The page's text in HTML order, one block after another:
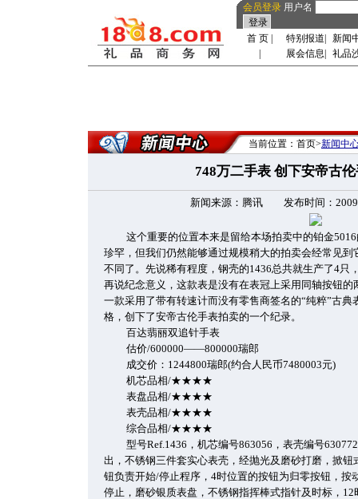
会员登录 用户名
首 页 特别报道
新闻
展会信息 礼品
当前位置：首页>新闻中
748万二手表 创下安帝古
新闻来源：腾讯 发布时间：
这个重要的位置本来是留给本场拍卖中的铂金
珍罕，但我们仍然能够通过规模稍大的拍卖会经常见
不同了。先说稀有程度，钢壳的1436总共就生产了4只
再说纪念意义，这款表是没有在表冠上采用同轴按钮
一款采用了带有转速计而没有零售商签名的“纯粹”古
格，创下了安帝古伦手表拍卖的一个纪录。
百达翡丽双追针手表
估价/600000——800000瑞郎
成交价：1244800瑞郎(约合人民币7480003元)
机芯品相/★★★★
表盘品相/★★★★
表壳品相/★★★★
综合品相/★★★★
型号Ref.1436，机芯编号863056，表壳编号
出，不锈钢三件套实心表壳，经抛光及磨砂打磨，掀
钮负责开始/停止程序，4时位置的按钮为归零按钮，按
停止，磨砂银质表盘，不锈钢指挥棒式指针及时标，